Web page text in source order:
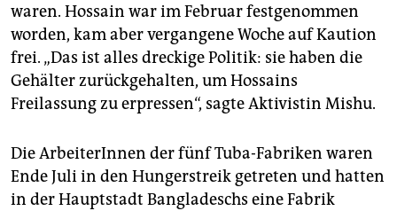
waren. Hossain war im Februar festgenommen
worden, kam aber vergangene Woche auf Kaution
frei. „Das ist alles dreckige Politik: sie haben die
Gehälter zurückgehalten, um Hossains
Freilassung zu erpressen“, sagte Aktivistin Mishu.
Die ArbeiterInnen der fünf Tuba-Fabriken waren
Ende Juli in den Hungerstreik getreten und hatten
in der Hauptstadt Bangladeschs eine Fabrik